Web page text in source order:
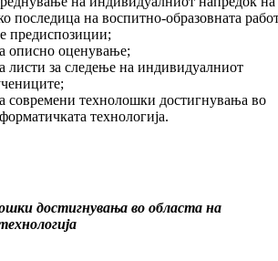
последица на воспитно-образовната
предиспозиции;
описно оценување;
листи за следење на инди­видуалниот
современи технолошки дос­тигнувања во
тех­нологија.
достигнувања во областа на